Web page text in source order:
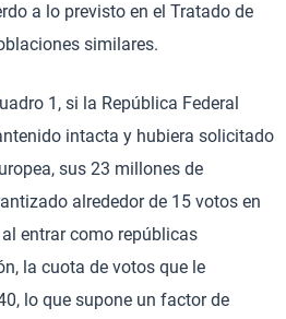
a lo previsto en el Tratado de
similares.
1, si la República Federal
intacta y hubiera solicitado
sus 23 millones de
alrededor de 15 votos en
entrar como repúblicas
la cuota de votos que le
lo que supone un factor de